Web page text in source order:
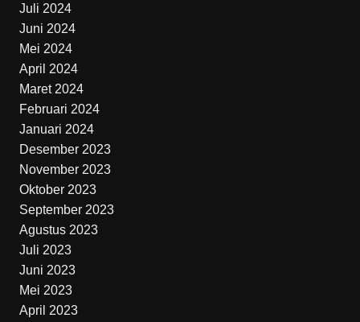
Juli 2024
Juni 2024
Mei 2024
April 2024
Maret 2024
Februari 2024
Januari 2024
Desember 2023
November 2023
Oktober 2023
September 2023
Agustus 2023
Juli 2023
Juni 2023
Mei 2023
April 2023